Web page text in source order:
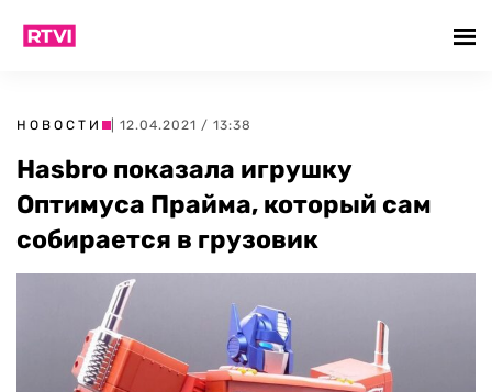
НОВОСТИ | 12.04.2021 / 13:38
Hasbro показала игрушку
Оптимуса Прайма, который сам
собирается в грузовик